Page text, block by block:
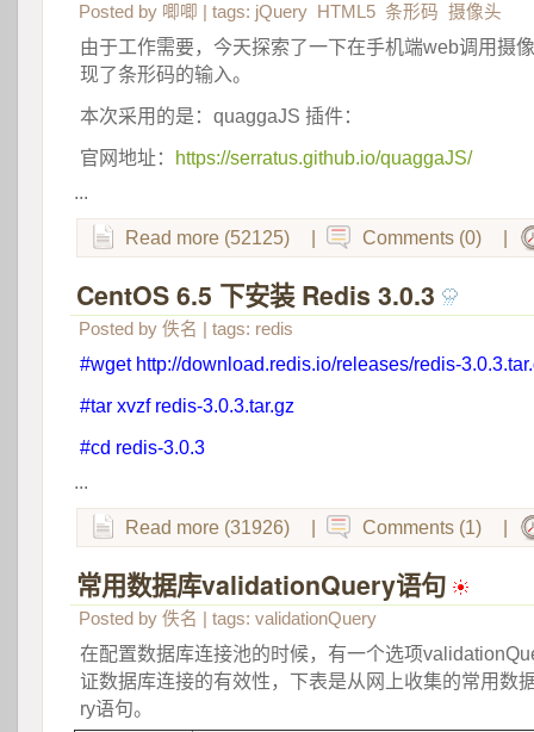
Posted by 唧唧 | tags: jQuery HTML5 条形码 摄像头
由于工作需要，今天探索了一下在手机端web调用摄
现了条形码的输入。
本次采用的是：quaggaJS 插件：
官网地址：
https://serratus.github.io/quaggaJS/
...
Read more (52125) Comments (0)
CentOS 6.5 下安装 Redis 3.0.3
Posted by 佚名 | tags: redis
#wget http://download.redis.io/releases/redis-
#tar xvzf redis-3.0.3.tar.gz
#cd redis-3.0.3
...
Read more (31926) Comments (1)
常用数据库validationQuery语句
Posted by 佚名 | tags: validationQuery
在配置数据库连接池的时候，有一个选项
证数据库连接的有效性，下表是从网上收集的常用数
ry语句。